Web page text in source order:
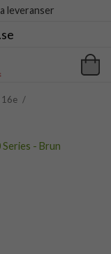
leveranser
16e /